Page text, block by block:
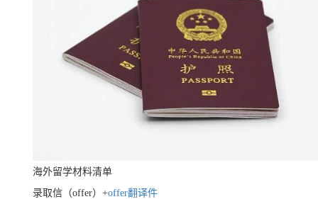
海外留学材料清单
录取信（offer） +offer翻译件